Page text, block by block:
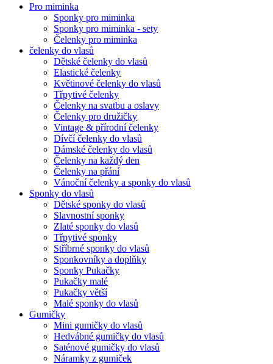
Pro miminka
Sponky pro miminka
Sponky pro miminka - sety
Čelenky pro miminka
čelenky do vlasů
Dětské čelenky do vlasů
Elastické čelenky
Květinové čelenky do vlasů
Třpytivé čelenky
Čelenky na svatbu a oslavy
Čelenky pro družičky
Vintage & přírodní čelenky
Dívčí čelenky do vlasů
Dámské čelenky do vlasů
Čelenky na každý den
Čelenky na přání
Vánoční čelenky a sponky do vlasů
Sponky do vlasů
Dětské sponky do vlasů
Slavnostní sponky
Zlaté sponky do vlasů
Třpytivé sponky
Stříbrné sponky do vlasů
Sponkovníky a doplňky
Sponky Pukačky
Pukačky malé
Pukačky větší
Malé sponky do vlasů
Gumičky
Mini gumičky do vlasů
Hedvábné gumičky do vlasů
Saténové gumičky do vlasů
Náramky z gumiček